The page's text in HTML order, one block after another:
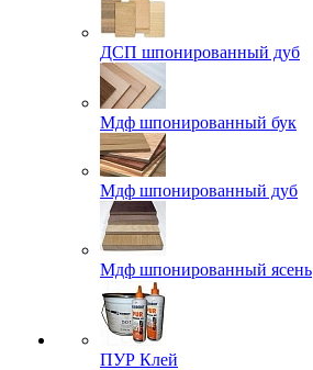
ДСП шпонированный дуб
Мдф шпонированный бук
Мдф шпонированный дуб
Мдф шпонированный ясень
ПУР Клей